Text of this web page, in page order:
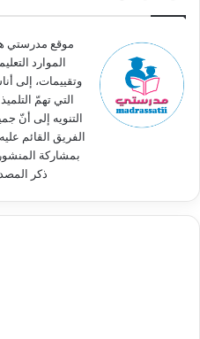
موقع مدرستي
الموارد
وتقييمات، إلى
التي تهمّ
التنويه إلى أنّ
الفريق القائم
بمشاركة
ذكر